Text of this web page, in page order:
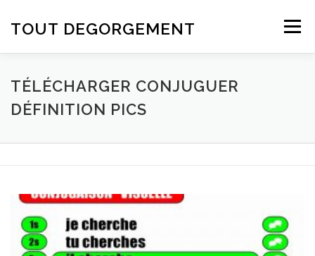
TOUT DEGORGEMENT Menu
TÉLÉCHARGER CONJUGUER
DÉFINITION PICS